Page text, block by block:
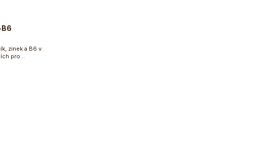
Do košíku
zinek a B6 v
pro...